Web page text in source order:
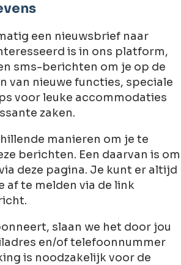
een nieuwsbrief naar
is in ons platform,
sms-berichten om je op de
van nieuwe functies, speciale
voor leuke accommodaties
zaken.
manieren om je te
berichten. Een daarvan is om
deze pagina. Je kunt er altijd
af te melden via de link
slaan we het door jou
en/of telefoonnummer
is noodzakelijk voor de